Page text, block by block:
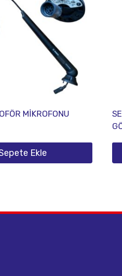
MİKROFONU
Ekle